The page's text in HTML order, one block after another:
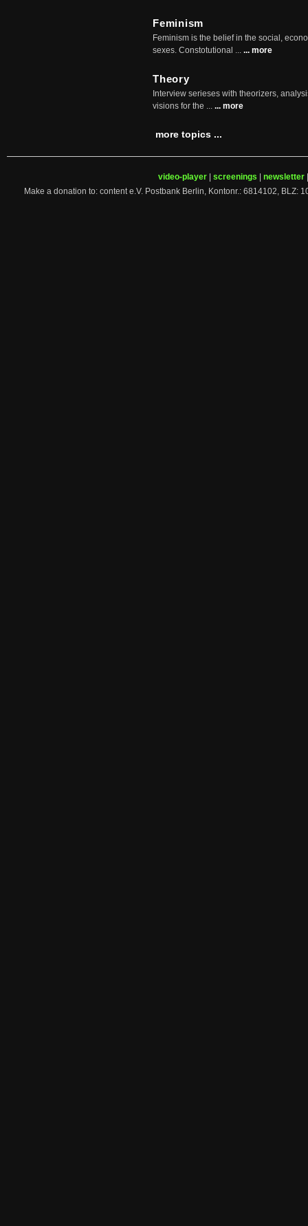
Feminism
Feminism is the belief in the social,
sexes. Constotutional ... ... more
Theory
Interview serieses with theorizers,
visions for the ... ... more
more topics ...
video-player screenings newsletter
Make a donation to: content e.V. Postbank Berlin, Kontonr.: 6814102, BLZ: